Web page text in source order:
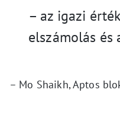
– az igazi
elszámolás és
– Mo Shaikh, Aptos